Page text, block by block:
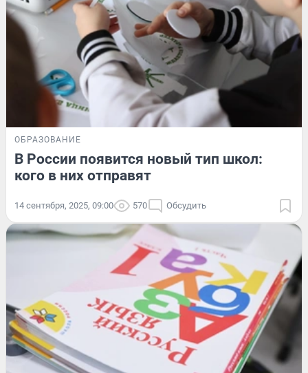
ОБРАЗОВАНИЕ
В России появится новый тип школ:
кого в них отправят
14 сентября, 2025, 09:00 570 Обсудить